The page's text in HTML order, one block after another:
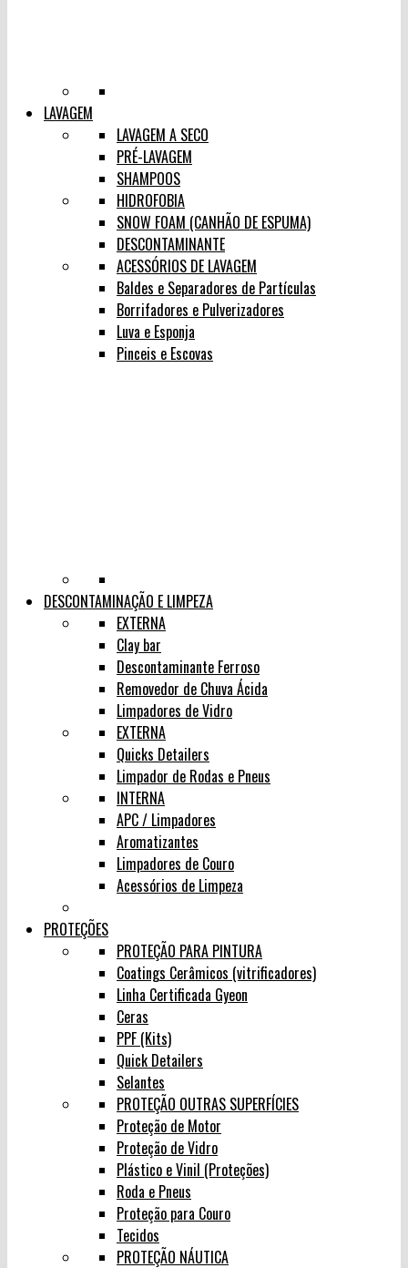
LAVAGEM
LAVAGEM A SECO
PRÉ-LAVAGEM
SHAMPOOS
HIDROFOBIA
SNOW FOAM (CANHÃO DE ESPUMA)
DESCONTAMINANTE
ACESSÓRIOS DE LAVAGEM
Baldes e Separadores de Partículas
Borrifadores e Pulverizadores
Luva e Esponja
Pinceis e Escovas
DESCONTAMINAÇÃO E LIMPEZA
EXTERNA
Clay bar
Descontaminante Ferroso
Removedor de Chuva Ácida
Limpadores de Vidro
EXTERNA
Quicks Detailers
Limpador de Rodas e Pneus
INTERNA
APC / Limpadores
Aromatizantes
Limpadores de Couro
Acessórios de Limpeza
PROTEÇÕES
PROTEÇÃO PARA PINTURA
Coatings Cerâmicos (vitrificadores)
Linha Certificada Gyeon
Ceras
PPF (Kits)
Quick Detailers
Selantes
PROTEÇÃO OUTRAS SUPERFÍCIES
Proteção de Motor
Proteção de Vidro
Plástico e Vinil (Proteções)
Roda e Pneus
Proteção para Couro
Tecidos
PROTEÇÃO NÁUTICA